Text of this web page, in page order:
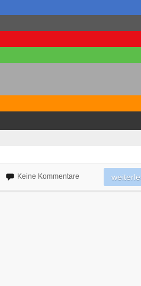
Keine Kommentare